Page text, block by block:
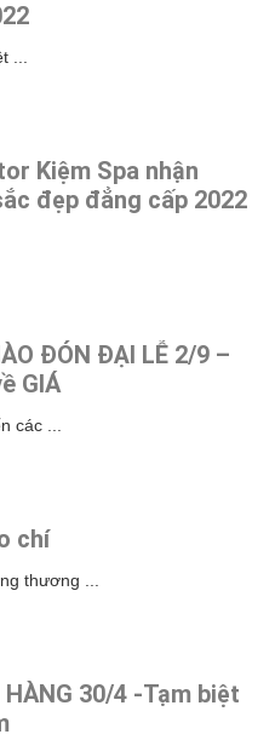
...
Kiệm Spa nhận
đẹp đẳng cấp 2022
ĐÓN ĐẠI LỄ 2/9 –
GIÁ
các ...
chí
thương ...
HÀNG 30/4 -Tạm biệt